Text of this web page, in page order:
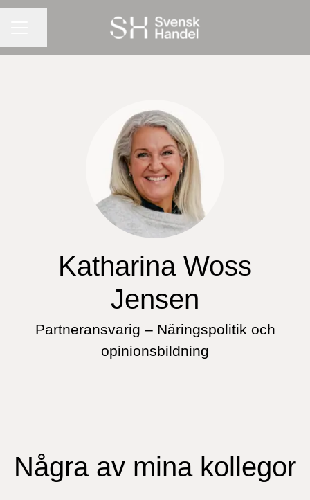
Katharina Woss
Jensen
Partneransvarig – Näringspolitik och
opinionsbildning
Några av mina kollegor